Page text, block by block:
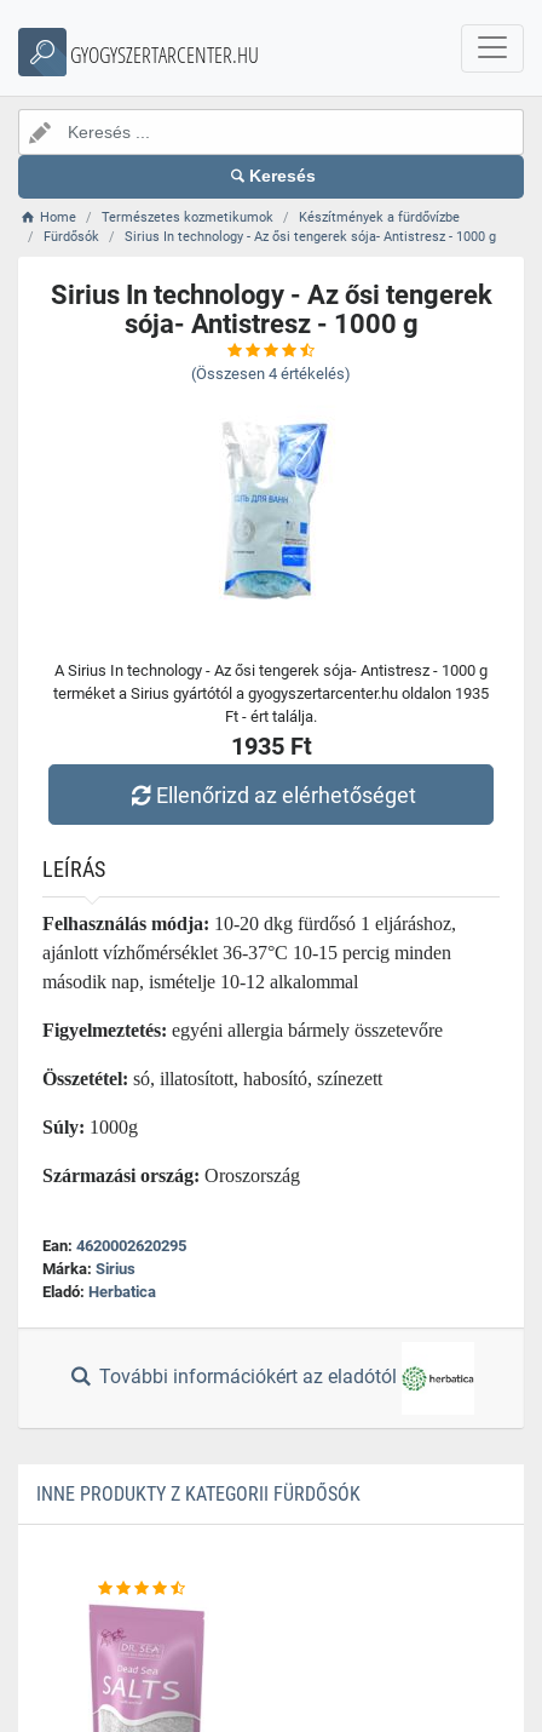
GYOGYSZERTARCENTER.HU
Keresés
Home Természetes kozmetikumok
Készítmények a fürdővízbe
Fürdősók
Sirius In technology - Az ősi tengerek sója- Antistresz - 1000 g
Sirius In technology - Az ősi tengerek
sója- Antistresz - 1000 g
(Összesen 4 értékelés)
A Sirius In technology - Az ősi tengerek sója- Antistresz - 1000 g
terméket a Sirius gyártótól a gyogyszertarcenter.hu oldalon 1935
Ft - ért találja.
1935 Ft
Ellenőrizd az elérhetőséget
LEÍRÁS
Felhasználás módja: 10-20 dkg fürdősó 1 eljáráshoz,
ajánlott vízhőmérséklet 36-37°C 10-15 percig minden
második nap, ismételje 10-12 alkalommal
Figyelmeztetés: egyéni allergia bármely összetevőre
Összetétel: só, illatosított, habosító, színezett
Súly: 1000g
Származási ország: Oroszország
Ean: 4620002620295
Márka: Sirius
Eladó: Herbatica
További információkért az eladótól
INNE PRODUKTY Z KATEGORII FÜRDŐSÓK